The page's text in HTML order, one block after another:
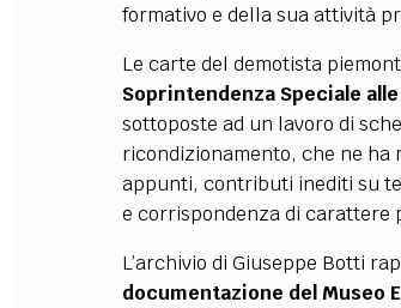
formativo e della sua attività
Le carte del demotista
Soprintendenza Speciale
sottoposte ad un lavoro di
ricondizionamento, che ne
appunti, contributi inediti su
e corrispondenza di carattere
L’archivio di Giuseppe Botti
documentazione del Museo